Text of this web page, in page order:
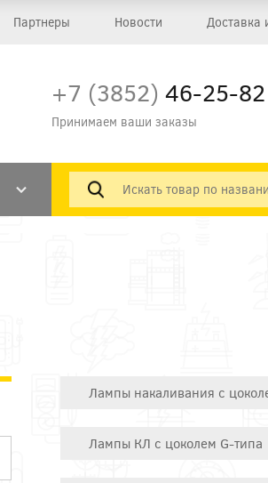
Партнеры Новости Доставка
+7 (3852) 46-25-82
Принимаем ваши заказы
Лампы накаливания с
Лампы КЛ с цоколем G-типа